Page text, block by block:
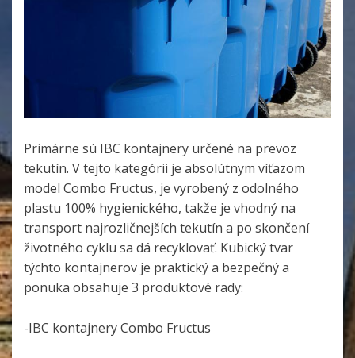
Primárne sú IBC kontajnery určené na prevoz
tekutín. V tejto kategórii je absolútnym víťazom
model Combo Fructus, je vyrobený z odolného
plastu 100% hygienického, takže je vhodný na
transport najrozličnejších tekutín a po skončení
životného cyklu sa dá recyklovať. Kubický tvar
týchto kontajnerov je praktický a bezpečný a
ponuka obsahuje 3 produktové rady:
-IBC kontajnery Combo Fructus